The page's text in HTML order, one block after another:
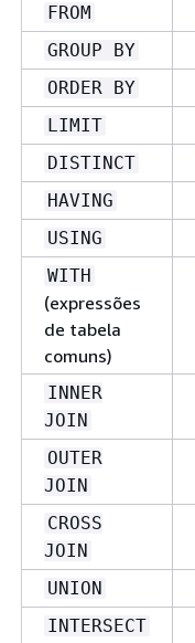
FROM
GROUP BY
ORDER BY
LIMIT
DISTINCT
HAVING
USING
WITH
(expressões
de tabela
comuns)
INNER
JOIN
OUTER
JOIN
CROSS
JOIN
UNION
INTERSECT